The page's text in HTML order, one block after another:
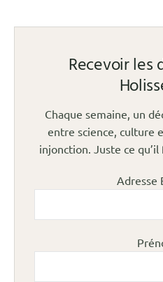
Recevoir les
Chaque semaine, un
entre science, culture
injonction. Juste ce
Adresse